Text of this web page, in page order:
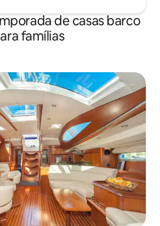
de casas barco
famílias